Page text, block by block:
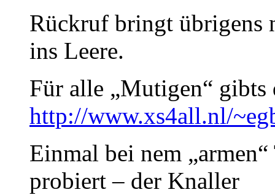
Rückruf bringt übrigens
ins Leere.
Für alle „Mutigen“ gibts
http://www.xs4all.nl/
Einmal bei nem
probiert – der Knaller